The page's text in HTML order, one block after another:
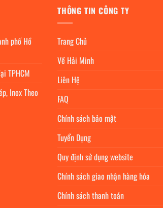
phố Hồ
TPHCM
Inox Theo
THÔNG TIN CÔNG TY
Trang Chủ
Về Hải Minh
Liên Hệ
FAQ
Chính sách bảo mật
Tuyển Dụng
Quy định sử dụng website
Chính sách giao nhận hàng hóa
Chính sách thanh toán